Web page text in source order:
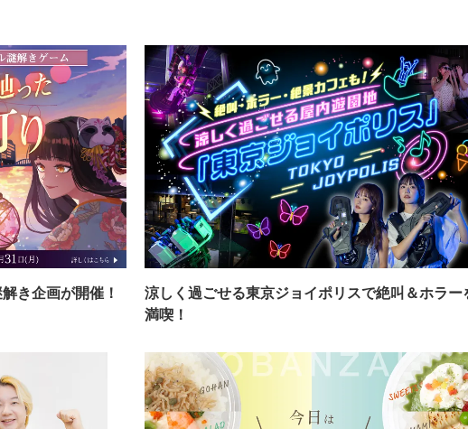
き企画が開催！
涼しく過ごせる東京ジョイポリスで絶叫＆ホラー
満喫！